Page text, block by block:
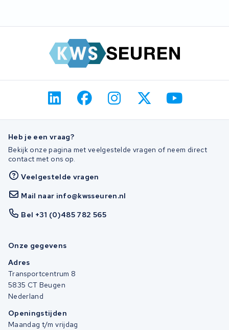
Heb je een vraag?
Bekijk onze pagina met veelgestelde vragen of neem direct
contact met ons op.
Veelgestelde vragen
Mail naar info@kwsseuren.nl
Bel +31 (0)485 782 565
Onze gegevens
Adres
Transportcentrum 8
5835 CT Beugen
Nederland
Openingstijden
Maandag t/m vrijdag